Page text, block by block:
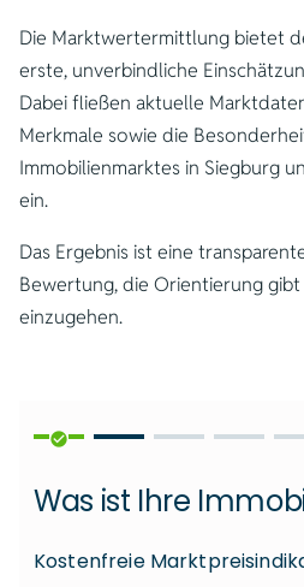
Die Marktwertermittlung bietet
erste, unverbindliche
Dabei fließen aktuelle
Merkmale sowie die
Immobilienmarktes in Siegburg
ein.
Das Ergebnis ist eine
Bewertung, die Orientierung
einzugehen.